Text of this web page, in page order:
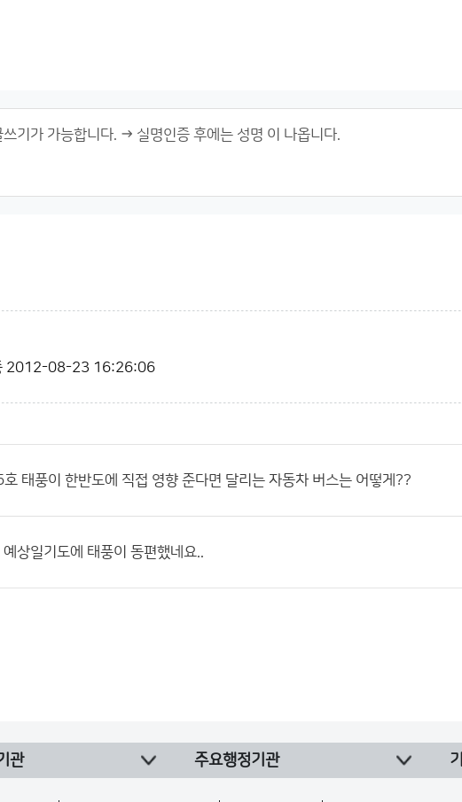
2012-08-23 16:26:06
호 태풍이 한반도에 직접 영향 준다면 달리는 자동차 버스는 어떻게??
예상일기도에 태풍이 동편했네요..
관 주요행정기관